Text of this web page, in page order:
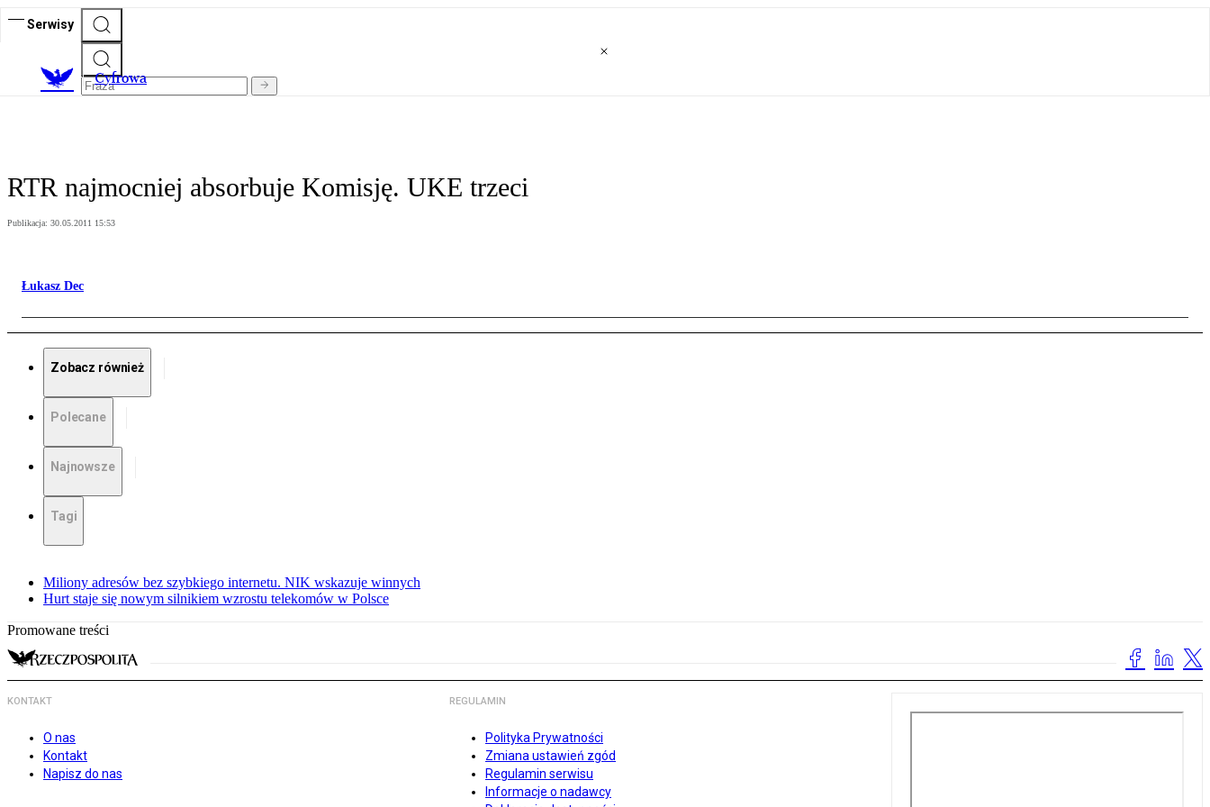
Serwisy
Cyfrowa
RTR najmocniej absorbuje Komisję. UKE trzeci
Publikacja: 30.05.2011 15:53
Łukasz Dec
Zobacz również
Polecane
Najnowsze
Tagi
Miliony adresów bez szybkiego internetu. NIK wskazuje winnych
Hurt staje się nowym silnikiem wzrostu telekomów w Polsce
Promowane treści
KONTAKT
O nas
Kontakt
Napisz do nas
REGULAMIN
Polityka Prywatności
Zmiana ustawień zgód
Regulamin serwisu
Informacje o nadawcy